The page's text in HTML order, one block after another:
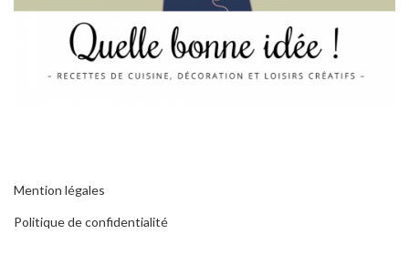
Mention légales
Politique de confidentialité